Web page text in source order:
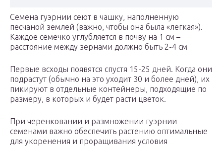
Семена гуэрнии сеют в чашку, наполненную
песчаной землей (важно, чтобы она была «легкая»).
Каждое семечко углубляется в почву на 1 см –
расстояние между зернами должно быть 2-4 см
Первые всходы появятся спустя 15-25 дней. Когда они
подрастут (обычно на это уходит 30 и более дней), их
пикируют в отдельные контейнеры, подходящие по
размеру, в которых и будет расти цветок.
При черенковании и размножении гуэрнии
семенами важно обеспечить растению оптимальные
для укоренения и проращивания условия